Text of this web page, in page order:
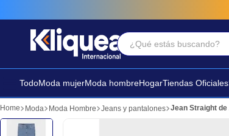
¿Qué estás buscando?
TodoModa mujerModa hombreHogarTiendas Oficiales
Moda Moda Hombre Jeans y pantalones Jean Straight
Términos Más Buscados
2. sandalia